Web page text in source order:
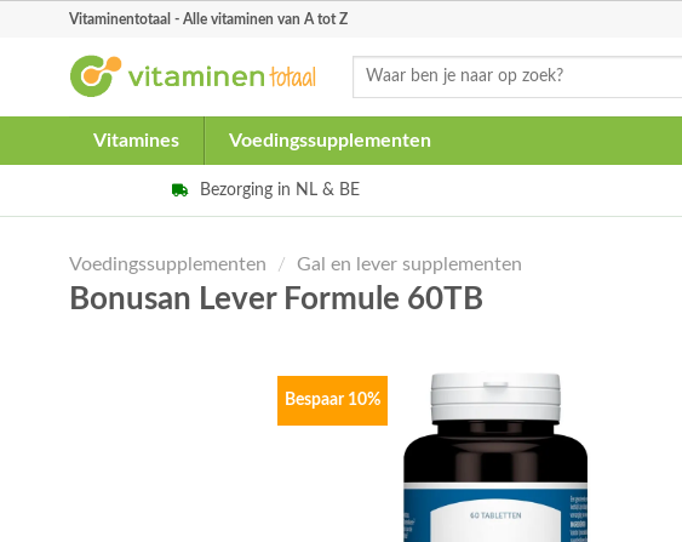
Vitaminentotaal - Alle vitaminen van A tot Z
Zoeken
Vitamines Voedingssupplementen
Bezorging in NL & BE
Voedingssupplementen / Gal en lever supplementen
Bonusan Lever Formule 60TB
Bespaar 10%